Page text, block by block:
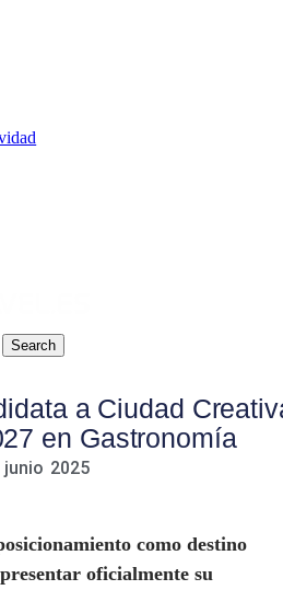
Search
a Ciudad
en Gastronomía
junio 2025
como destino
oficialmente su